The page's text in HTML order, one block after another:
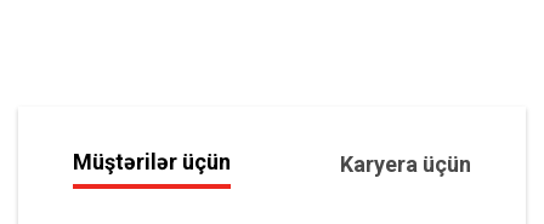
Müştərilər üçün Karyera üçün